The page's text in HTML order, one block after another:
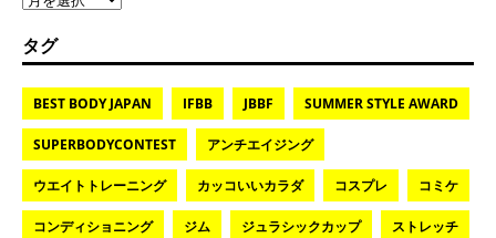
タグ
BEST BODY JAPAN IFBB JBBF SUMMER STYLE AWARD
SUPERBODYCONTEST アンチエイジング
ウエイトトレーニング カッコいいカラダ コスプレ コミケ
コンディショニング ジム ジュラシックカップ ストレッチ